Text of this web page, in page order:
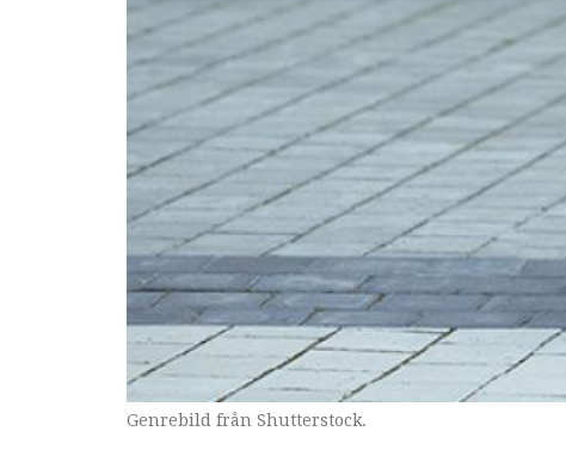
Genrebild från Shutterstock.